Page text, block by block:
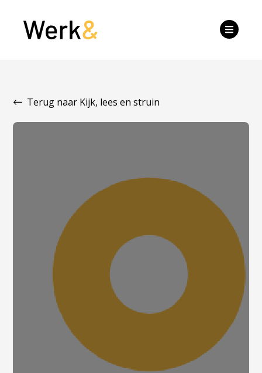
Terug naar Kijk, lees en struin